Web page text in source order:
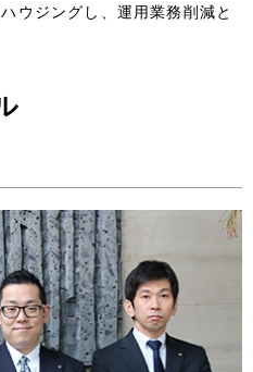
ウジングし、運用業務削減と